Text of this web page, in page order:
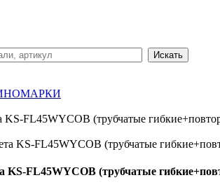
KS-FL45WYCOB (трубчатые
KS-FL45WYCOB (трубчатые